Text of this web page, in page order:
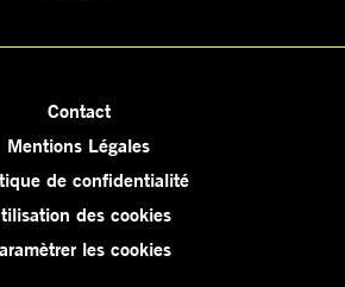
Contact
Mentions Légales
de confidentialité
des cookies
les cookies